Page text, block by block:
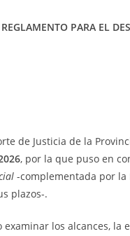
PARA EL
de Justicia de la
, por la que puso en
-complementada por la
plazos-.
los alcances,